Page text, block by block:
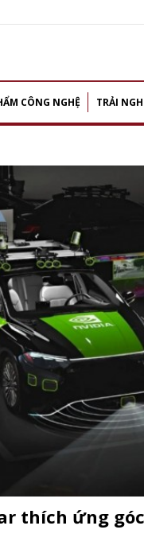
CÔNG NGHỆ TRẢI
thích ứng